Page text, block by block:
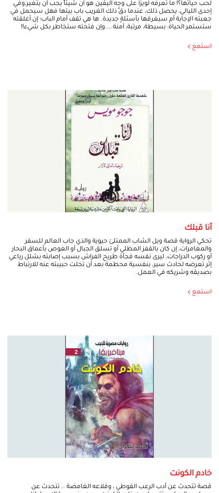
لحب حياتها؟! ما تعرفه لويزا على وجه اليقين هو أن شيئاً يجب أن يتغير،وفي
إحدى الليالي، يحصل ذلك، عندما دقَّ ذلك الغريب باب بيتها فهل سيحمل في
جعبته الإجابة أم سيغرقها بأسئلةٍ جديدة. ها هي تقف أمام الباب؛ إن أغلقته
ستستمر الحياة: بسيطة، مرتبة، آمنة....وإن فتحته ستخاطر بكل شيء!!
استمع
أنا قبلك
تحكي الرواية قصة ويل الشاب الممتلئ حيوية والذي جاب العالم للسفر
والمغامرات، إن كان بالقفز المظلي أو تسلق الجبال أو الغوص بأعماق البحار
أو ركوب الدراجات، ليرى نفسه فجأة طريح الفراش بسبب إصابته بشلل رباعي
إثر تعرضه لحادث سير، بنفسية محطمة بعد أن تخلت حبيبته عنه للارتباط
بصديقه وشريكه في العمل.
استمع
خادم الكونت
قصة تتحدث عن أدب الرعب القوطي ، وقلاعه الغامضة .. تتحدث عن